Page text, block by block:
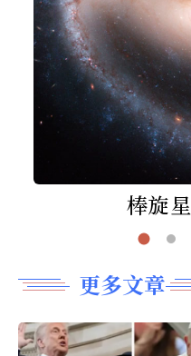
棒旋
更多文章